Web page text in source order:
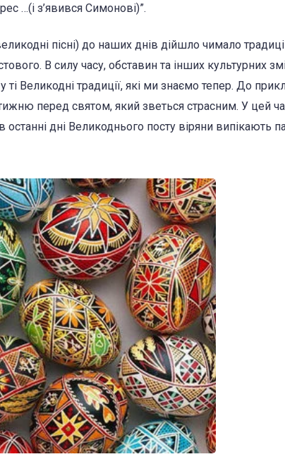
…(і з’явився Симонові)”.
пісні) до наших днів дійшло чимало
В силу часу, обставин та інших культурних
Великодні традиції, які ми знаємо тепер. До
перед святом, який зветься страсним. У цей
дні Великоднього посту віряни випікають